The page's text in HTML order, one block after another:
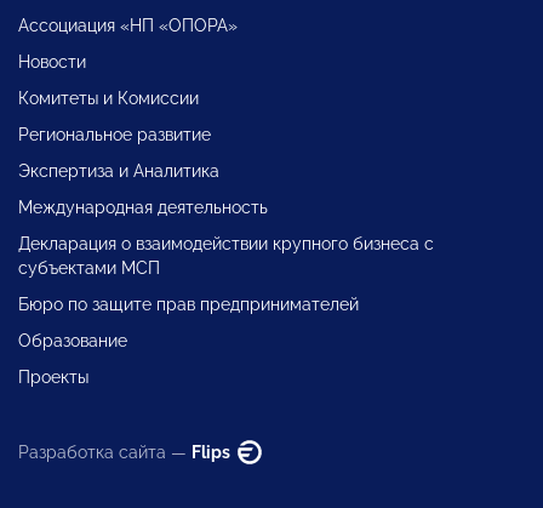
Ассоциация «НП «ОПОРА»
Новости
Комитеты и Комиссии
Региональное развитие
Экспертиза и Аналитика
Международная деятельность
Декларация о взаимодействии крупного бизнеса с
субъектами МСП
Бюро по защите прав предпринимателей
Образование
Проекты
Разработка сайта — Flips